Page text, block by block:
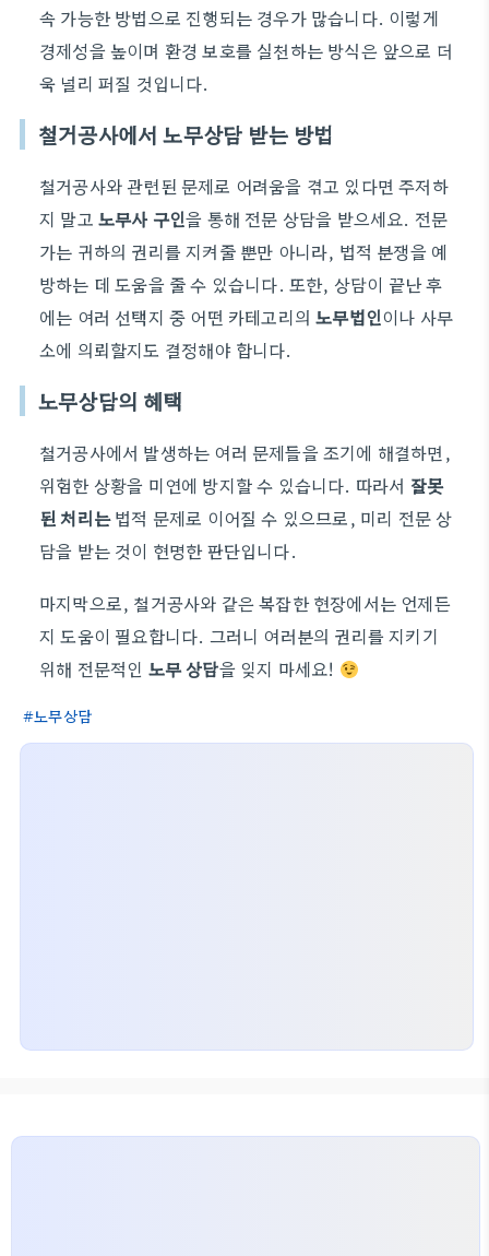
속 가능한 방법으로 진행되는 경우가 많습니다. 이렇게
경제성을 높이며 환경 보호를 실천하는 방식은 앞으로 더
욱 널리 퍼질 것입니다.
철거공사에서 노무상담 받는 방법
철거공사와 관련된 문제로 어려움을 겪고 있다면 주저하
지 말고 노무사 구인을 통해 전문 상담을 받으세요. 전문
가는 귀하의 권리를 지켜줄 뿐만 아니라, 법적 분쟁을 예
방하는 데 도움을 줄 수 있습니다. 또한, 상담이 끝난 후
에는 여러 선택지 중 어떤 카테고리의노무법인이나 사무
소에 의뢰할지도 결정해야 합니다.
노무상담의 혜택
철거공사에서 발생하는 여러 문제들을 조기에 해결하면,
위험한 상황을 미연에 방지할 수 있습니다. 따라서 잘못
된 처리는법적 문제로 이어질 수 있으므로, 미리 전문 상
담을 받는 것이 현명한 판단입니다.
마지막으로, 철거공사와 같은 복잡한 현장에서는 언제든
지 도움이 필요합니다. 그러니 여러분의 권리를 지키기
위해 전문적인 노무 상담을 잊지 마세요!
노무상담